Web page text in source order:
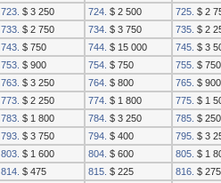
723. $ 3 250 724. $ 2 500 725. $ 2
733. $ 2 750 734. $ 3 750 735. $ 2
743. $ 750 744. $ 15 000 745. $ 3
753. $ 900 754. $ 750 755. $ 750
763. $ 3 250 764. $ 800 765. $ 900
773. $ 2 250 774. $ 1 800 775. $ 1
783. $ 1 800 784. $ 3 250 785. $ 250
793. $ 3 750 794. $ 400 795. $ 3
803. $ 1 600 804. $ 600 805. $ 1
814. $ 475 815. $ 225 816. $ 275